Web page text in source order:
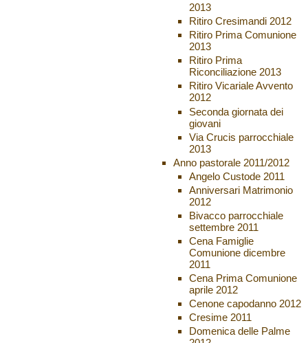
2013
Ritiro Cresimandi 2012
Ritiro Prima Comunione
2013
Ritiro Prima
Riconciliazione 2013
Ritiro Vicariale Avvento
2012
Seconda giornata dei
giovani
Via Crucis parrocchiale
2013
Anno pastorale 2011/2012
Angelo Custode 2011
Anniversari Matrimonio
2012
Bivacco parrocchiale
settembre 2011
Cena Famiglie
Comunione dicembre
2011
Cena Prima Comunione
aprile 2012
Cenone capodanno 2012
Cresime 2011
Domenica delle Palme